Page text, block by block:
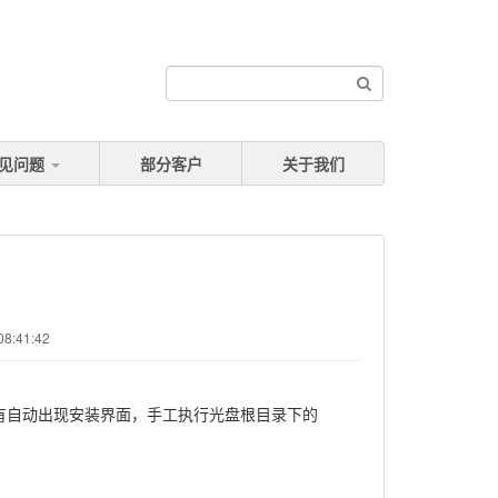
问题 部分客户 关于我们
动出现安装界面，手工执行光盘根目录下的